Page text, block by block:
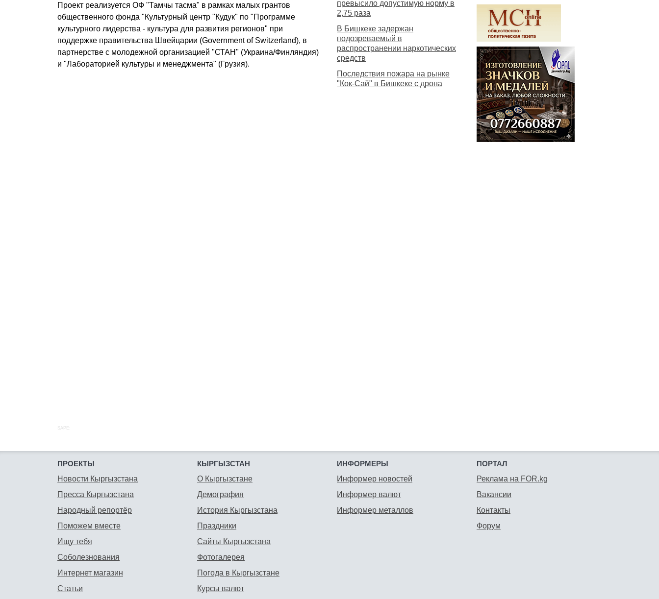
Проект реализуется ОФ "Тамчы тасма" в рамках малых грантов
общественного фонда "Культурный центр "Кудук" по "Программе
культурного лидерства - культура для развития регионов" при
поддержке правительства Швейцарии (Government of Switzerland), в
партнерстве с молодежной организацией "СТАН" (Украина/Финляндия)
и "Лабораторией культуры и менеджмента" (Грузия).
превысило допустимую норму в
2,75 раза
В Бишкеке задержан
подозреваемый в
распространении наркотических
средств
Последствия пожара на рынке
"Кок-Сай" в Бишкеке с дрона
SAPE:
ПРОЕКТЫ
Новости Кыргызстана
Пресса Кыргызстана
Народный репортёр
Поможем вместе
Ищу тебя
Соболезнования
Интернет магазин
Статьи
КЫРГЫЗСТАН
О Кыргызстане
Демография
История Кыргызстана
Праздники
Сайты Кыргызстана
Фотогалерея
Погода в Кыргызстане
Курсы валют
ИНФОРМЕРЫ
Информер новостей
Информер валют
Информер металлов
ПОРТАЛ
Реклама на FOR.kg
Вакансии
Контакты
Форум